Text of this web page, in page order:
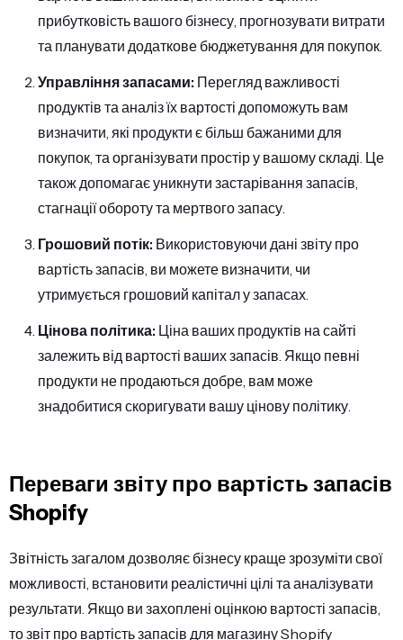
прибутковість вашого бізнесу, прогнозувати витрати
та планувати додаткове бюджетування для покупок.
Управління запасами: Перегляд важливості
продуктів та аналіз їх вартості допоможуть вам
визначити, які продукти є більш бажаними для
покупок, та організувати простір у вашому складі. Це
також допомагає уникнути застарівання запасів,
стагнації обороту та мертвого запасу.
Грошовий потік: Використовуючи дані звіту про
вартість запасів, ви можете визначити, чи
утримується грошовий капітал у запасах.
Цінова політика: Ціна ваших продуктів на сайті
залежить від вартості ваших запасів. Якщо певні
продукти не продаються добре, вам може
знадобитися скоригувати вашу цінову політику.
Переваги звіту про вартість запасів
Shopify
Звітність загалом дозволяє бізнесу краще зрозуміти свої
можливості, встановити реалістичні цілі та аналізувати
результати. Якщо ви захоплені оцінкою вартості запасів,
то звіт про вартість запасів для магазину Shopify